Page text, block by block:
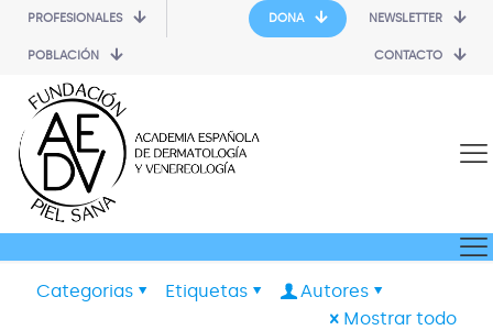
PROFESIONALES
POBLACIÓN
DONA NEWSLETTER
CONTACTO
Categorias Etiquetas
Autores
Mostrar todo